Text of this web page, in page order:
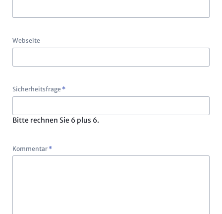
Webseite
Pflichtfeld
Sicherheitsfrage *
Bitte rechnen Sie 6 plus 6.
Pflichtfeld
Kommentar *